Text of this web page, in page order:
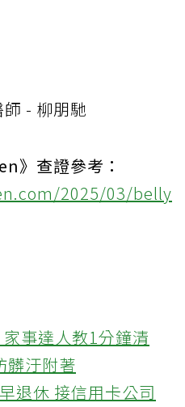
- 柳朋馳
》查證參考：
2025/03/belly
事達人教1分鐘清
髒汙附著
退休 接信用卡公司